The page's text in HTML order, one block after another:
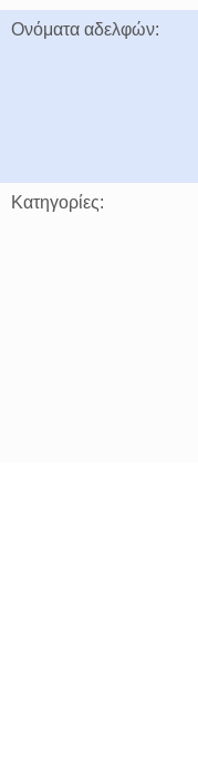
Ονόματα αδελφών:
Κατηγορίες: